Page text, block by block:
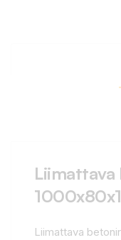
Liimattava
Liimattava